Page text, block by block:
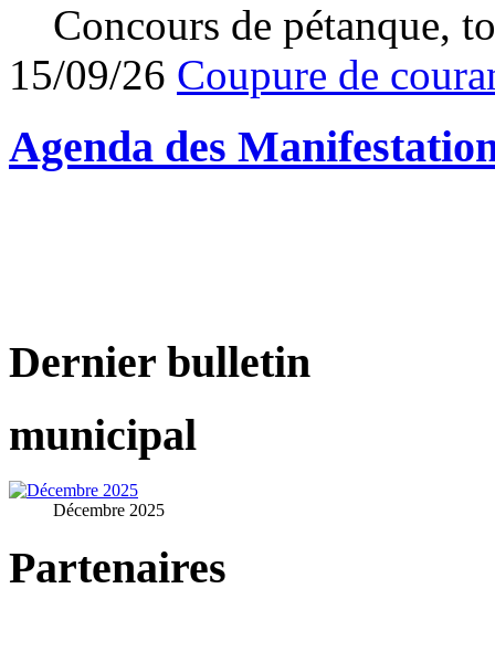
Concours de pétanque,
15/09/26 Coupure de
Agenda des
Dernier bulletin
municipal
Décembre 2025
Partenaires